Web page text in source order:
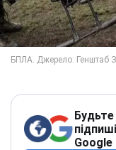
Google